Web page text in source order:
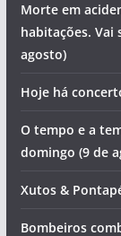
Morte em
habitações. Vai
agosto)
Hoje há
O tempo e a
domingo (9 de
Xutos &
Bombeiros